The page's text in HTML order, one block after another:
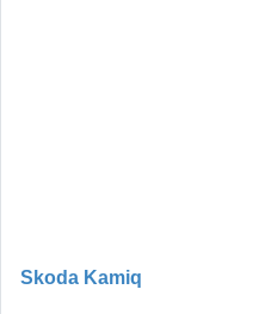
Skoda Kamiq